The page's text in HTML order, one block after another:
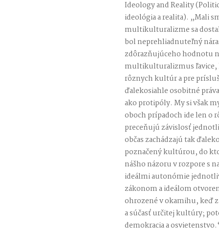
Ideology and Reality
ideológia a realita). „Mali
multikulturalizme sa
bol neprehliadnuteľný
zdôrazňujúceho hodnotu
multikulturalizmus ľavice,
rôznych kultúr a pre
ďalekosiahle osobitné
ako protipóly. My si však
oboch prípadoch ide len o
preceňujú závislosť
občas zachádzajú tak
poznačený kultúrou, do
nášho názoru v rozpore s
ideálmi autonómie
zákonom a ideálom
ohrozené v okamihu, keď
a súčasť určitej kultúry;
demokracia a